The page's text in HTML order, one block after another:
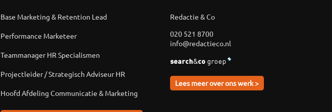
Base Marketing & Retention Lead
Performance Marketeer
Teammanager HR Specialismen
Projectleider / Strategisch Adviseur HR
Hoofd Afdeling Communicatie & Marketing
Redactie & Co
020 521 8700
info@redactieco.nl
Lees meer over ons werk >